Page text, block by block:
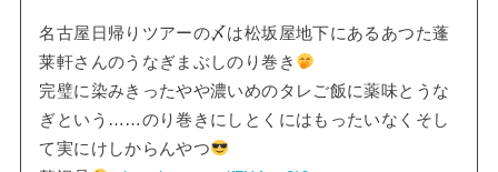
名古屋日帰りツアーの〆は松坂屋地下にあるあつた蓬
莱軒さんのうなぎまぶしのり巻き
完璧に染みきったやや濃いめのタレご飯に薬味とうな
ぎという……のり巻きにしとくにはもったいなくそし
て実にけしからんやつ